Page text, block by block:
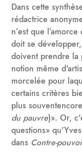
Dans cette
rédactrice
n’est que
doit se
doivent prendre la
notion même
morcelée pour
certains critères
plus
du pauvre)». Or,
questions»
dans Contre-